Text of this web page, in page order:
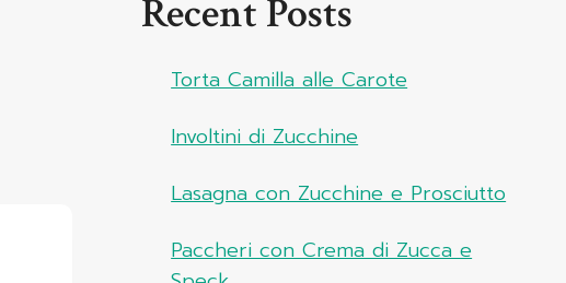
Recent Posts
Torta Camilla alle Carote
Involtini di Zucchine
Lasagna con Zucchine e Prosciutto
Paccheri con Crema di Zucca e